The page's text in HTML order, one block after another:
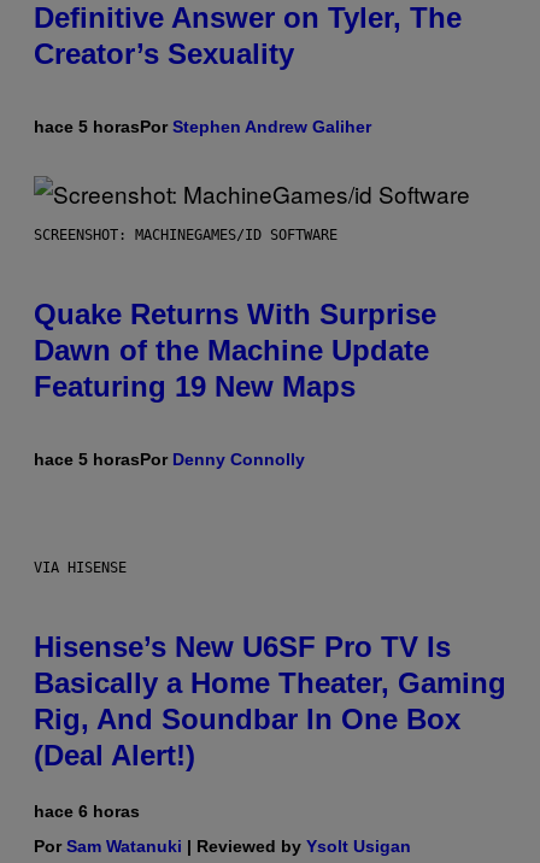
Definitive Answer on Tyler, The
Creator’s Sexuality
hace 5 horasPorStephen Andrew Galiher
SCREENSHOT: MACHINEGAMES/ID SOFTWARE
Quake Returns With Surprise
Dawn of the Machine Update
Featuring 19 New Maps
hace 5 horasPor Denny Connolly
VIA HISENSE
Hisense’s New U6SF Pro TV Is
Basically a Home Theater, Gaming
Rig, And Soundbar In One Box
(Deal Alert!)
hace 6 horas
PorSam Watanuki | Reviewed by Ysolt Usigan